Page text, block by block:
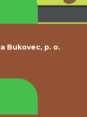
Bukovec, p. o.